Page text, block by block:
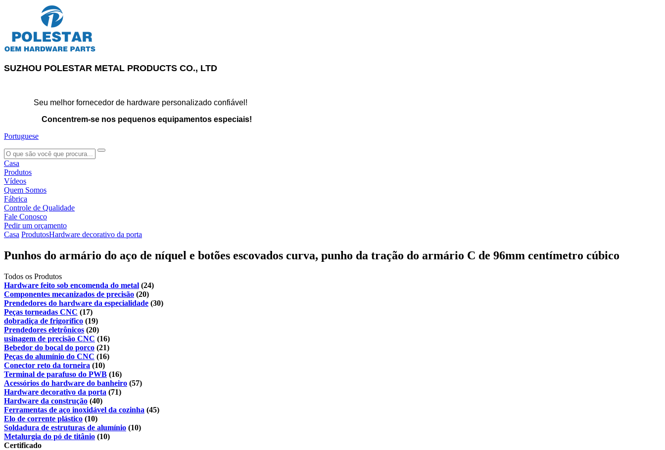
SUZHOU POLESTAR METAL PRODUCTS CO., LTD
Seu melhor fornecedor de hardware personalizado confiável!
Concentrem-se nos pequenos equipamentos especiais!
Portuguese
search
Casa
Produtos
Vídeos
Quem Somos
Fábrica
Controle de Qualidade
Fale Conosco
Pedir um orçamento
Casa ProdutosHardware decorativo da porta
Punhos do armário do aço de níquel e botões escovados curva, punho da tração do armário C de 96mm centímetro cúbico
Todos os Produtos
Hardware feito sob encomenda do metal (24)
Componentes mecanizados de precisão (20)
Prendedores do hardware da especialidade (30)
Peças torneadas CNC (17)
dobradiça de frigorífico (19)
Prendedores eletrônicos (20)
usinagem de precisão CNC (16)
Bebedor do bocal do porco (21)
Peças do alumínio do CNC (16)
Conector reto da torneira (10)
Terminal de parafuso do PWB (16)
Acessórios do hardware do banheiro (57)
Hardware decorativo da porta (71)
Hardware da construção (40)
Ferramentas de aço inoxidável da cozinha (45)
Elo de corrente plástico (10)
Soldadura de estruturas de alumínio (10)
Metalurgia do pó de titânio (10)
Certificado